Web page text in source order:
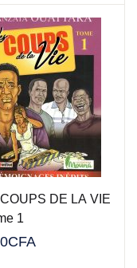
DE LA VIE
1
CFA